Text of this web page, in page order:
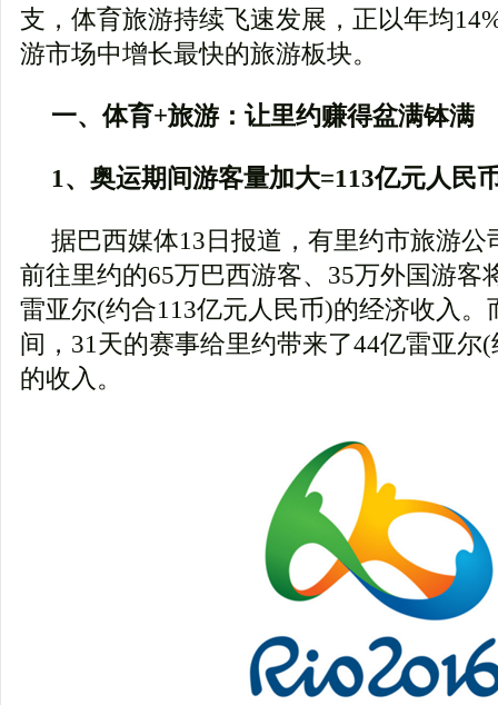
支，体育旅游持续飞速发展，正以年均
游市场中增长最快的旅游板块。
一、体育+旅游：让里约赚得盆满钵满
1、奥运期间游客量加大=113亿元人民
据巴西媒体13日报道，有里约市旅游公
前往里约的65万巴西游客、35万外国游客
雷亚尔(约合113亿元人民币)的经济收入。
间，31天的赛事给里约带来了44亿雷亚尔
的收入。